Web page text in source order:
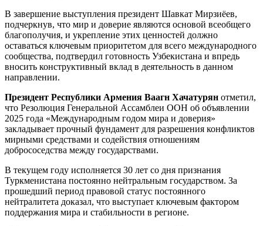
В завершение выступления президент Шавкат Мирзиёев,
подчеркнув, что мир и доверие являются основой всеобщего
благополучия, и укрепление этих ценностей должно
оставаться ключевым приоритетом для всего международного
сообщества, подтвердил готовность Узбекистана и впредь
вносить конструктивный вклад в деятельность в данном
направлении.
Президент Республики Армения Ваагн Хачатурян отметил,
что Резолюция Генеральной Ассамблеи ООН об объявлении
2025 года «Международным годом мира и доверия»
закладывает прочный фундамент для разрешения конфликтов
мирными средствами и содействия отношениям
добрососедства между государствами.
В текущем году исполняется 30 лет со дня признания
Туркменистана постоянно нейтральным государством. За
прошедший период правовой статус постоянного
нейтралитета доказал, что выступает ключевым фактором
поддержания мира и стабильности в регионе.